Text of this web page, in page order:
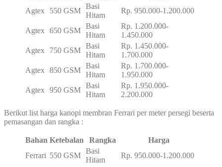
Agtex
550 GSM
Basi
Hitam
Rp. 950.000-1.200.000
Agtex 650 GSM
Basi
Hitam
Rp. 1.200.000-
1.450.000
Agtex
750 GSM
Basi
Hitam
Rp. 1.450.000-
1.700.000
Agtex
850 GSM
Basi
Hitam
Rp. 1.700.000-
1.950.000
Agtex
950 GSM
Basi
Hitam
Rp. 1.950.000-
2.200.000
Berikut list harga kanopi membran Ferrari per meter persegi beserta
pemasangan dan rangka :
Bahan Ketebalan Rangka
Harga
Ferrari 550 GSM
Basi
Hitam
Rp. 950.000-1.200.000